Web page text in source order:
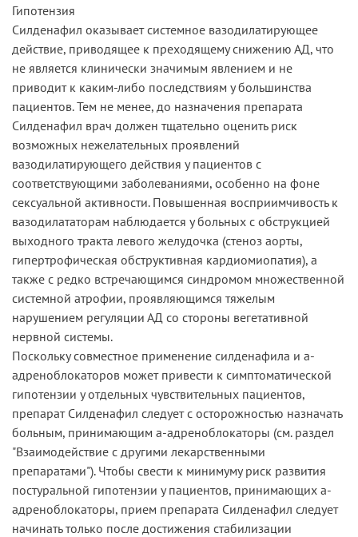
Гипотензия
Силденафил оказывает системное вазодилатирующее
действие, приводящее к преходящему снижению АД, что
не является клинически значимым явлением и не
приводит к каким-либо последствиям у большинства
пациентов. Тем не менее, до назначения препарата
Силденафил врач должен тщательно оценить риск
возможных нежелательных проявлений
вазодилатирующего действия у пациентов с
соответствующими заболеваниями, особенно на фоне
сексуальной активности. Повышенная восприимчивость к
вазодилататорам наблюдается у больных с обструкцией
выходного тракта левого желудочка (стеноз аорты,
гипертрофическая обструктивная кардиомиопатия), а
также с редко встречающимся синдромом множественной
системной атрофии, проявляющимся тяжелым
нарушением регуляции АД со стороны вегетативной
нервной системы.
Поскольку совместное применение силденафила и а-
адреноблокаторов может привести к симптоматической
гипотензии у отдельных чувствительных пациентов,
препарат Силденафил следует с осторожностью назначать
больным, принимающим а-адреноблокаторы (см. раздел
"Взаимодействие с другими лекарственными
препаратами"). Чтобы свести к минимуму риск развития
постуральной гипотензии у пациентов, принимающих а-
адреноблокаторы, прием препарата Силденафил следует
начинать только после достижения стабилизации